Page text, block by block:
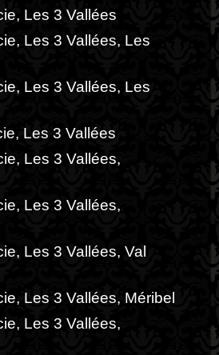
Les 3 Vallées
Les 3 Vallées, Les
Les 3 Vallées, Les
Les 3 Vallées
Les 3 Vallées,
Les 3 Vallées,
Les 3 Vallées, Val
Les 3 Vallées, Méribel
Les 3 Vallées,